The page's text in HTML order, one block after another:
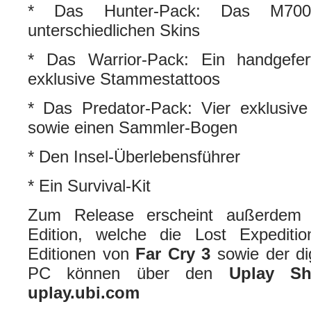
* Das Hunter-Pack: Das
unterschiedlichen Skins
* Das Warrior-Pack: Ein
exklusive Stammestattoos
* Das Predator-Pack: Vier
sowie einen Sammler-Bogen
* Den Insel-Überlebensführer
* Ein Survival-Kit
Zum Release erscheint
Edition, welche die Lost
Editionen von Far Cry 3 sowie der
PC können über den Uplay
uplay.ubi.com